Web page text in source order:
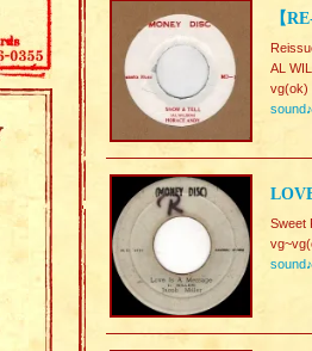
【
AL
vg(ok)
sound♪
Sweet
sound♪